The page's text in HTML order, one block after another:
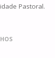
Pastoral.